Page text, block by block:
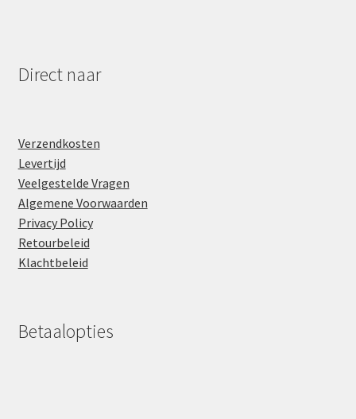
Direct naar
Verzendkosten
Levertijd
Veelgestelde Vragen
Algemene Voorwaarden
Privacy Policy
Retourbeleid
Klachtbeleid
Betaalopties